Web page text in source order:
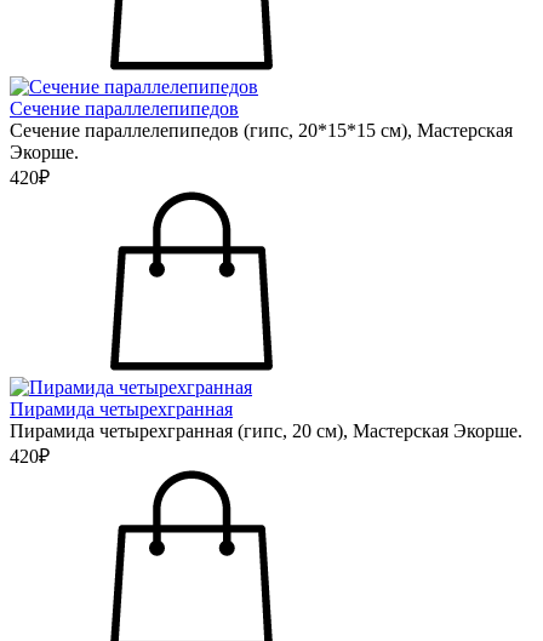
Сечение параллелепипедов
Сечение параллелепипедов (гипс, 20*15*15 см), Мастерская
Экорше.
420₽
Пирамида четырехгранная
Пирамида четырехгранная (гипс, 20 см), Мастерская Экорше.
420₽